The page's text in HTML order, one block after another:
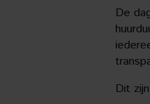
De
Dit